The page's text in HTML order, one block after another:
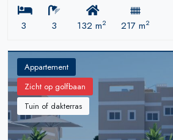
3 3 132 m2 217 m2
Appartement
Zicht op golfbaan
Tuin of dakterras